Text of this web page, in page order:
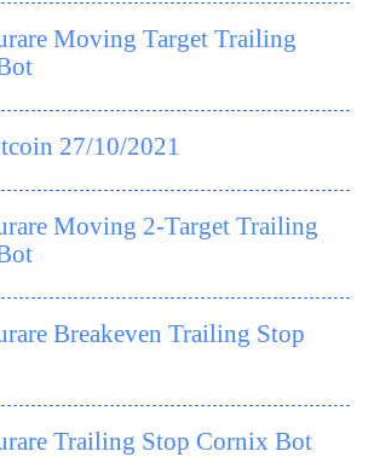
Moving Target Trailing
27/10/2021
Moving 2-Target Trailing
Breakeven Trailing Stop
Trailing Stop Cornix Bot